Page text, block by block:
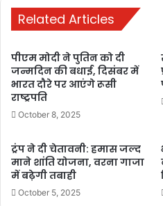
Earthquake In Turkey
तुर्की में छह फरवरी को आए
लोगों की जान जा चुकी है। कई इमारतें गिर
के मलबे के नीचे दबे हुए हैं और उन्हें निकालने
भारत ने तुर्की की मदद के लिए “ऑपरेशन
में भूकंप के लिए कई भारतीय दल भेजे गए
करने के बाद अपने वतन लौट गईं।
Related Articles
पीएम मोदी ने पुतिन को दी
जन्मदिन की बधाई, दिसंबर में
भारत दौरे पर आएंगे रूसी
राष्ट्रपति
October 8, 2025
ट्रंप ने दी चेतावनी: हमास जल्द
माने शांति योजना, वरना गाजा
में बढ़ेगी तबाही
October 5, 2025